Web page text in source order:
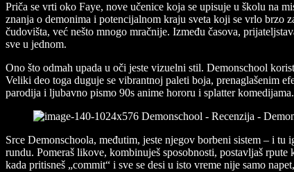
Priča se vrti oko Faye, nove učenice koja se upisuje u školu na
znanja o demonima i potencijalnom kraju sveta koji se vrlo brzo
čudovišta, već nešto mnogo mračnije. Između časova,
sve u jednom.
Ono što odmah upada u oči jeste vizuelni stil. Demonschool
Veliki deo toga duguje se vibrantnoj paleti boja, prenaglašenim
parodija i ljubavno pismo 90s anime hororu i splatter
Srce Demonschoola, međutim, jeste njegov borbeni sistem – i
rundu. Pomeraš likove, kombinuješ sposobnosti, postavljaš
kada pritisneš „commit“ i sve se desi u isto vreme nije samo